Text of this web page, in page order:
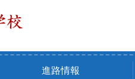
進路情報